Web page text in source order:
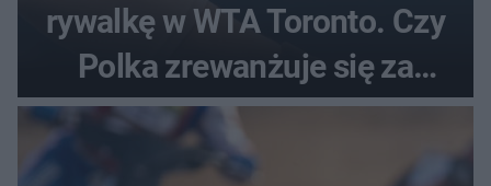
rywalkę w WTA Toronto. Czy
Polka zrewanżuje się za
ostatnią porażkę?